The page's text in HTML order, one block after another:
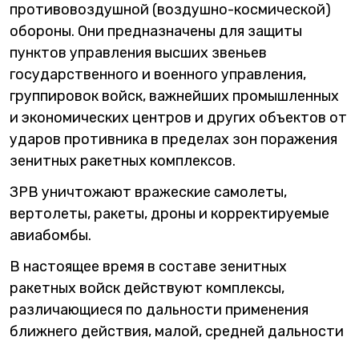
противовоздушной (воздушно-космической)
обороны. Они предназначены для защиты
пунктов управления высших звеньев
государственного и военного управления,
группировок войск, важнейших промышленных
и экономических центров и других объектов от
ударов противника в пределах зон поражения
зенитных ракетных комплексов.
ЗРВ уничтожают вражеские самолеты,
вертолеты, ракеты, дроны и корректируемые
авиабомбы.
В настоящее время в составе зенитных
ракетных войск действуют комплексы,
различающиеся по дальности применения
ближнего действия, малой, средней дальности